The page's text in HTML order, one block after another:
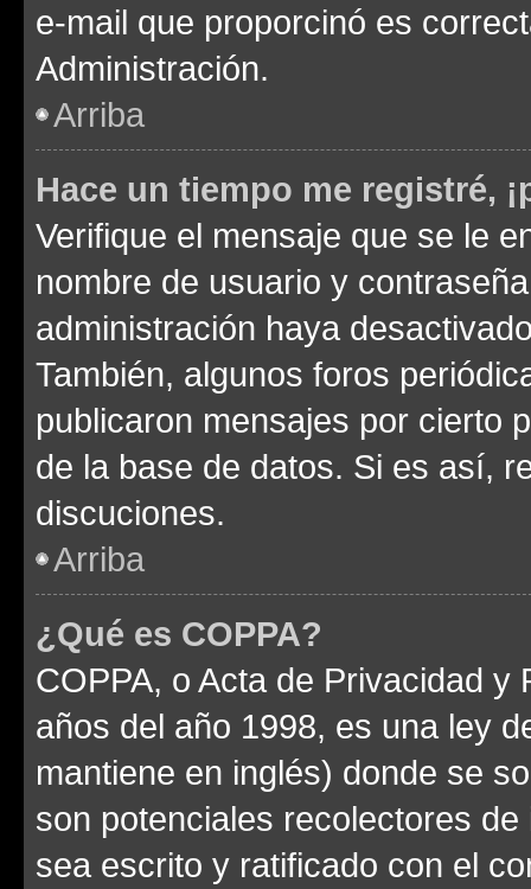
e-mail que proporcinó es
Administración.
Arriba
Hace un tiempo me registré,
Verifique el mensaje que se le
nombre de usuario y
administración haya
También, algunos foros
publicaron mensajes por cierto
de la base de datos. Si es así,
discuciones.
Arriba
¿Qué es COPPA?
COPPA, o Acta de Privacidad
años del año 1998, es una ley
mantiene en inglés) donde se
son potenciales recolectores
sea escrito y ratificado con el